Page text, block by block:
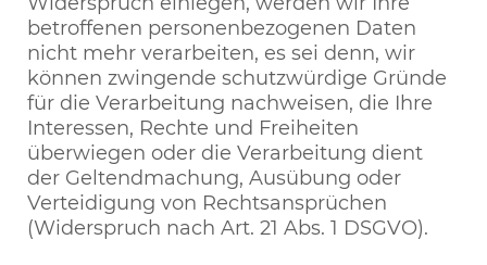
betroffenen personenbezogenen Daten
nicht mehr verarbeiten, es sei denn, wir
können zwingende schutzwürdige Gründe
für die Verarbeitung nachweisen, die Ihre
Interessen, Rechte und Freiheiten
überwiegen oder die Verarbeitung dient
der Geltendmachung, Ausübung oder
Verteidigung von Rechtsansprüchen
(Widerspruch nach Art. 21 Abs. 1 DSGVO).